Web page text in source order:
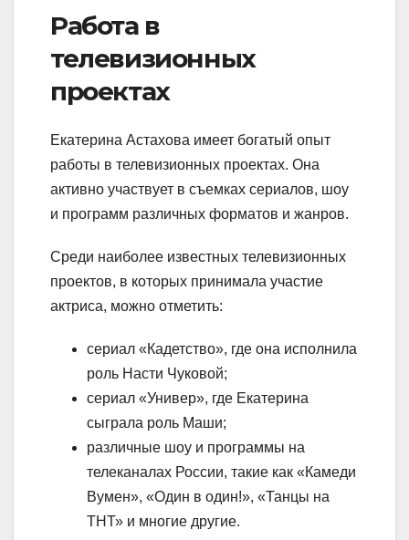
Работа в
телевизионных
проектах
Екатерина Астахова имеет богатый опыт
работы в телевизионных проектах. Она
активно участвует в съемках сериалов, шоу
и программ различных форматов и жанров.
Среди наиболее известных телевизионных
проектов, в которых принимала участие
актриса, можно отметить:
сериал «Кадетство», где она исполнила
роль Насти Чуковой;
сериал «Универ», где Екатерина
сыграла роль Маши;
различные шоу и программы на
телеканалах России, такие как «Камеди
Вумен», «Один в один!», «Танцы на
ТНТ» и многие другие.